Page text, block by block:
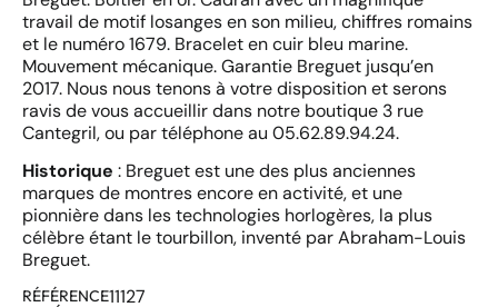
travail de motif losanges en son milieu, chiffres romains
et le numéro 1679. Bracelet en cuir bleu marine.
Mouvement mécanique. Garantie Breguet jusqu’en
2017. Nous nous tenons à votre disposition et serons
ravis de vous accueillir dans notre boutique 3 rue
Cantegril, ou par téléphone au 05.62.89.94.24.
Historique : Breguet est une des plus anciennes
marques de montres encore en activité, et une
pionnière dans les technologies horlogères, la plus
célèbre étant le tourbillon, inventé par Abraham-Louis
Breguet.
RÉFÉRENCE11127